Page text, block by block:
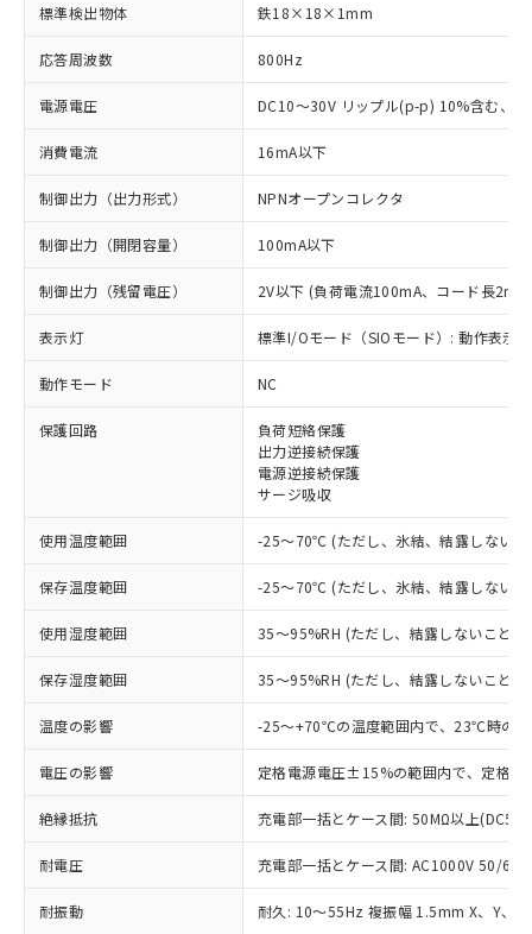
標準検出物体 鉄18×18×1mm
応答周波数 800Hz
電源電圧 DC10～30V リップル(p-p) 10%含む、
消費電流 16mA以下
制御出力（出力形式） NPNオープンコレクタ
制御出力（開閉容量） 100mA以下
制御出力（残留電圧） 2V以下 (負荷電流100mA、コード長2m
表示灯 標準I/Oモード（SIOモード）: 動作表示
動作モード NC
保護回路
負荷短絡保護
出力逆接続保護
電源逆接続保護
サージ吸収
使用温度範囲 -25～70℃ (ただし、氷結、結露しないこ
保存温度範囲 -25～70℃ (ただし、氷結、結露しないこ
使用湿度範囲 35～95%RH (ただし、結露しないこと)
保存湿度範囲 35～95%RH (ただし、結露しないこと)
温度の影響 -25～+70℃の温度範囲内で、23℃時の
電圧の影響 定格電源電圧±15%の範囲内で、定格
絶縁抵抗 充電部一括とケース間: 50MΩ以上
耐電圧 充電部一括とケース間: AC1000V 50/
耐振動 耐久: 10～55Hz 複振幅 1.5mm X、Y、Z
ご利用条件
ご利用ください。
本サービスは、当社制御機器事業取扱
商品の当社在庫状況および標準価格
(税抜)を提供させていただくもので
当社制御機器事業取扱商品の中には、
本サービスの対象外となる商品もある
ことをご了承ください。
在庫状況および標準価格照会結果は、
記載している更新日時点での社内デー
タに基づき作成されるものであり、閲
対応済み：EU RoHS指令（10物質）の
非含有に対応した製品が提供可能な商品で
有に対応した製品に切り替える予定のある
商品です。
対応予定なし：EU RoHS指令（10物質）の
非含有に非対応の商品で、対応品を出す予
調査・確認中：EU RoHS指令（10物質）の
非含有の対応状況を調査中または確認中の
商品です。
非該当品：ライセンス料など無形物で、有
害物質有無と関係のない商品です。
仕入先様の事情により、非含有部品として
いたものが、含有品と判明した場合などや
むを得ず変更することがあります。
*EU RoHS指令（10物質）：
鉛(Pb) 1000ppm以下、 水銀(Hg) 1000ppm以下、 カド
※1 中国RoHS○×表
「○」：最大均質材料含有率が中国RoHSの
基準値以下であることを示します。
「×」：最大均質材料含有率が中国RoHSの
基準値を超えていることを示します。
「－」：未確認です。当社販売部門へお問
*中国RoHS10物質の基準値 (GB/T26572)：
当社は、これら貴社製品のうち、外国
為替および外国貿易法に定める商品
（以下｢規制貨物等」という）を輸出
または国外への提供する場合は、日本